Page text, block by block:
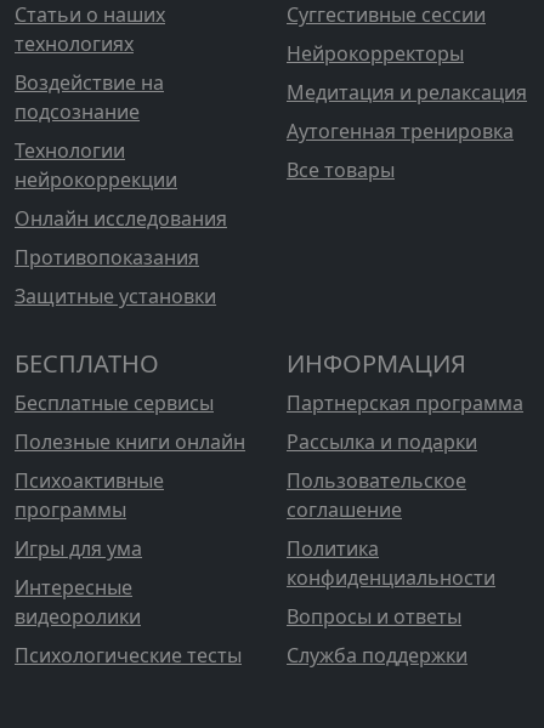
Статьи о наших
технологиях
Воздействие на
подсознание
Технологии
нейрокоррекции
Онлайн исследования
Противопоказания
Защитные установки
Суггестивные сессии
Нейрокорректоры
Медитация и релаксация
Аутогенная тренировка
Все товары
БЕСПЛАТНО
Бесплатные сервисы
Полезные книги онлайн
Психоактивные
программы
Игры для ума
Интересные
видеоролики
Психологические тесты
ИНФОРМАЦИЯ
Партнерская программа
Рассылка и подарки
Пользовательское
соглашение
Политика
конфиденциальности
Вопросы и ответы
Служба поддержки